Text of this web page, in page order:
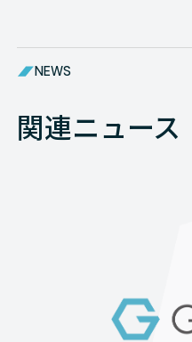
NEWS
関連ニュース